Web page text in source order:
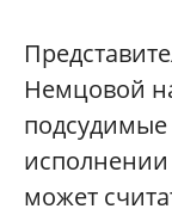
Немцовой
исполнении
может